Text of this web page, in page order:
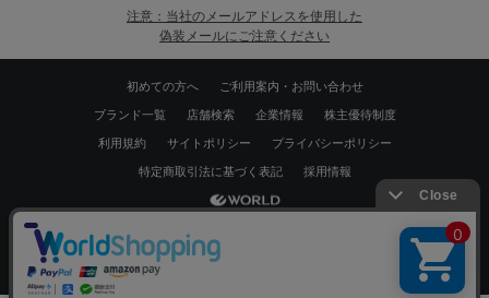
絞り込む
注意：当社のメールアドレスを使用した
偽装メールにご注意ください
初めての方へ ご利用案内・お問い合わせ
ブランド一覧 店舗検索 企業情報 株主優待制度
利用規約 サイトポリシー プライバシーポリシー
特定商取引法に基づく表記 採用情報